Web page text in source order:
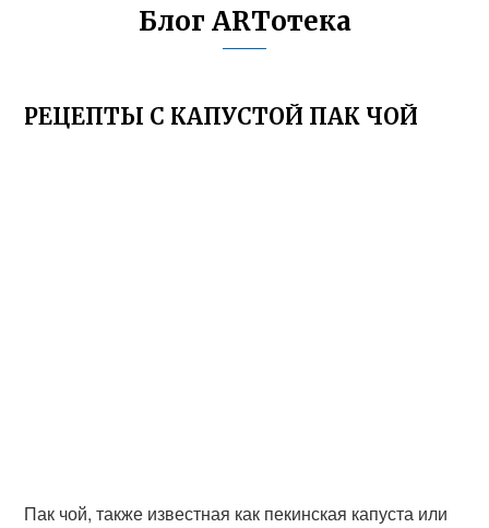
Блог ARTотека
РЕЦЕПТЫ С КАПУСТОЙ ПАК ЧОЙ
Пак чой, также известная как пекинская капуста или